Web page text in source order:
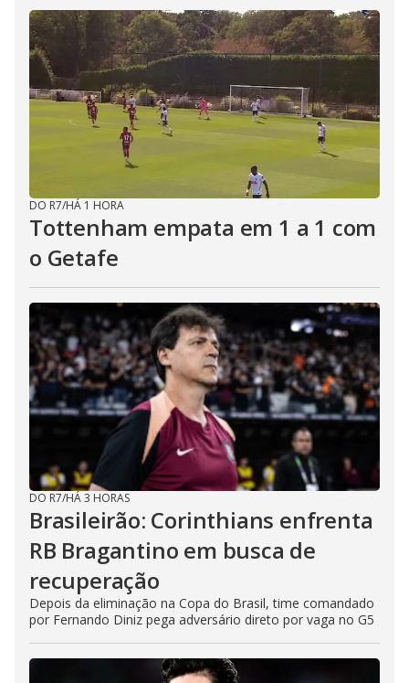
DO R7/HÁ 1 HORA
Tottenham empata em 1 a 1 com
o Getafe
DO R7/HÁ 3 HORAS
Brasileirão: Corinthians enfrenta
RB Bragantino em busca de
recuperação
Depois da eliminação na Copa do Brasil, time comandado
por Fernando Diniz pega adversário direto por vaga no G5